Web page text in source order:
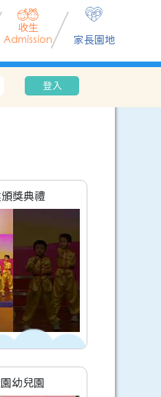
收生
Admission
家長園地
登入
獎典禮
幼兒園